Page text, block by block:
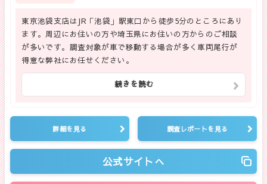
東京池袋支店はJR「池袋」駅東口から徒歩5分のところにあり
ます。周辺にお住いの方や埼玉県にお住いの方からのご相談
が多いです。調査対象が車で移動する場合が多く車両尾行が
得意な弊社にお任せください。
続きを読む
詳細を見る 調査レポートを見る
公式サイトへ